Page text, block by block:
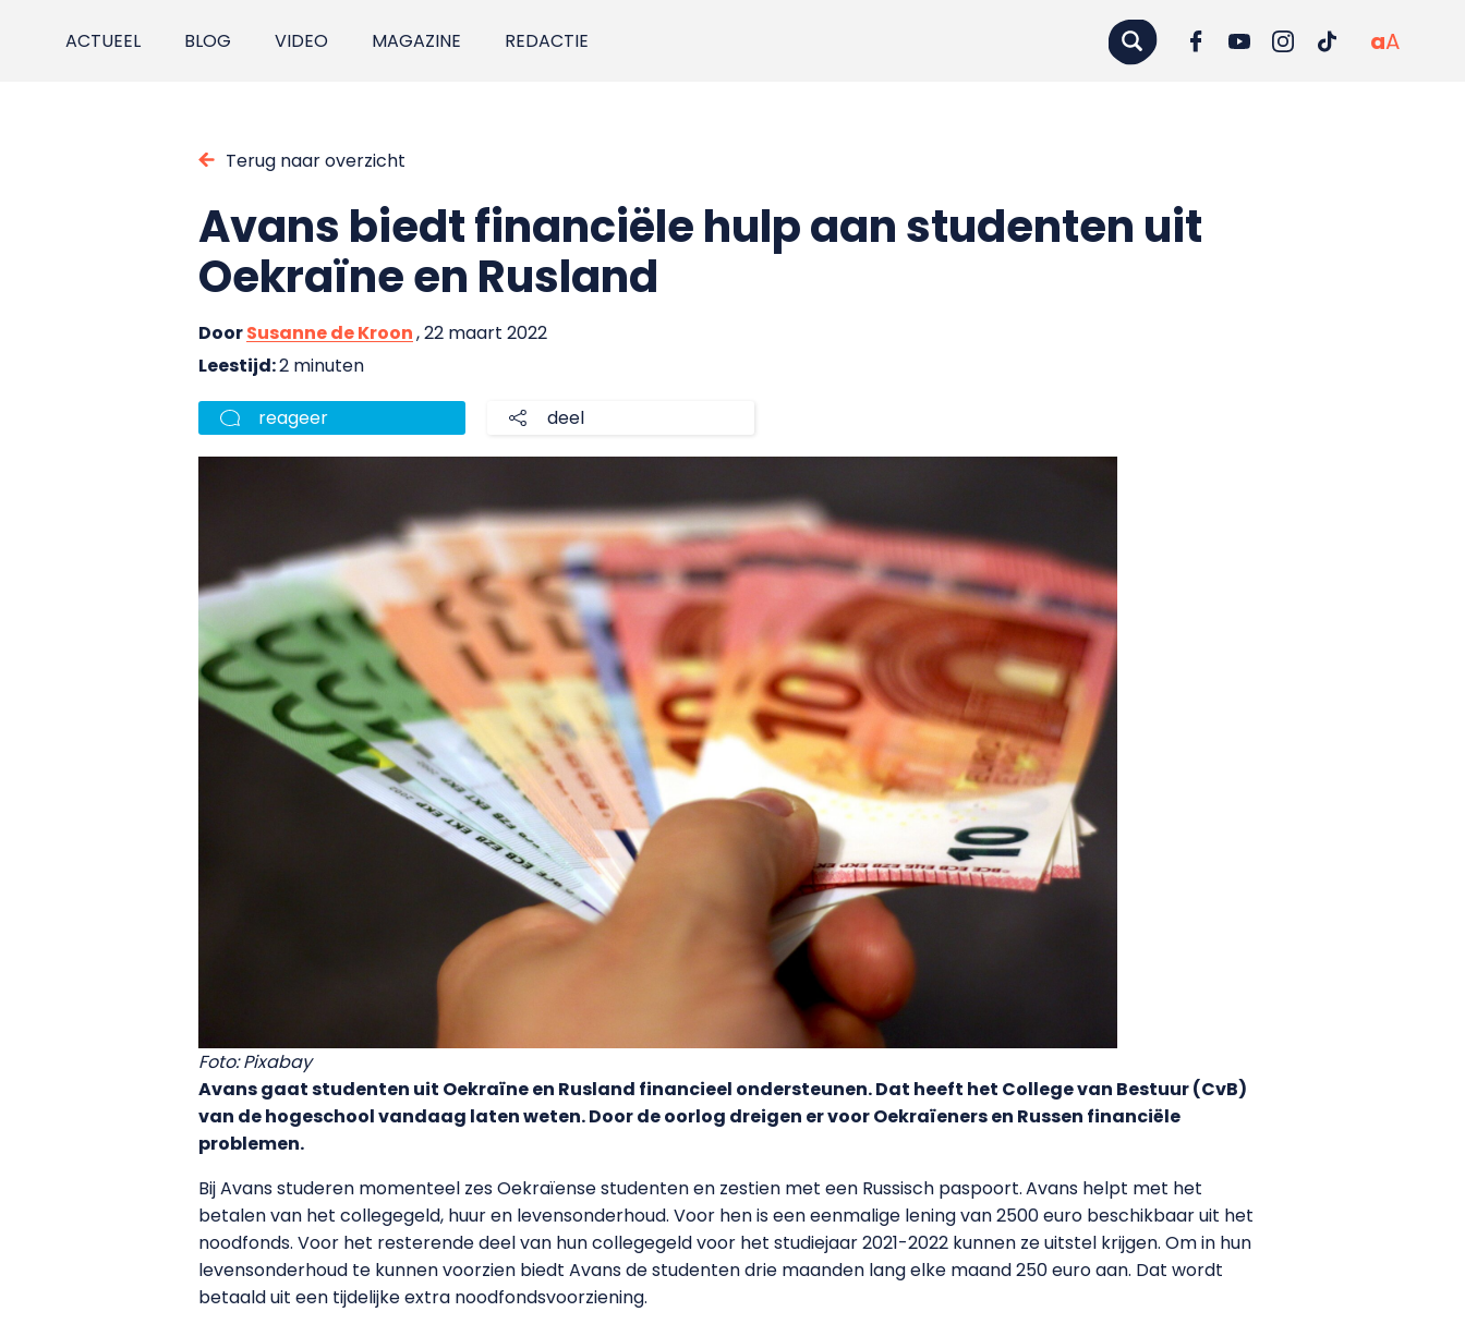
ACTUEEL BLOG VIDEO MAGAZINE REDACTIE aA
Terug naar overzicht
Avans biedt financiële hulp aan studenten uit
Oekraïne en Rusland
DoorSusanne de Kroon, 22 maart 2022
Leestijd:2 minuten
reageer deel
Foto: Pixabay
Avans gaat studenten uit Oekraïne en Rusland financieel ondersteunen. Dat heeft het College van Bestuur (CvB)
van de hogeschool vandaag laten weten.Door de oorlog dreigen er voorOekraïeners en Russen financiële
problemen.
Bij Avans studeren momenteel zes Oekraïense studenten en zestien met een Russisch paspoort.Avans helpt met het
betalen van het collegegeld, huur en levensonderhoud. Voor hen is een eenmalige lening van 2500 euro beschikbaar uit het
noodfonds. Voor het resterende deel van hun collegegeld voor het studiejaar 2021-2022 kunnen ze uitstel krijgen. Om in hun
levensonderhoud te kunnen voorzien biedt Avans de studenten drie maanden lang elke maand 250 euro aan. Dat wordt
betaald uit een tijdelijke extra noodfondsvoorziening.